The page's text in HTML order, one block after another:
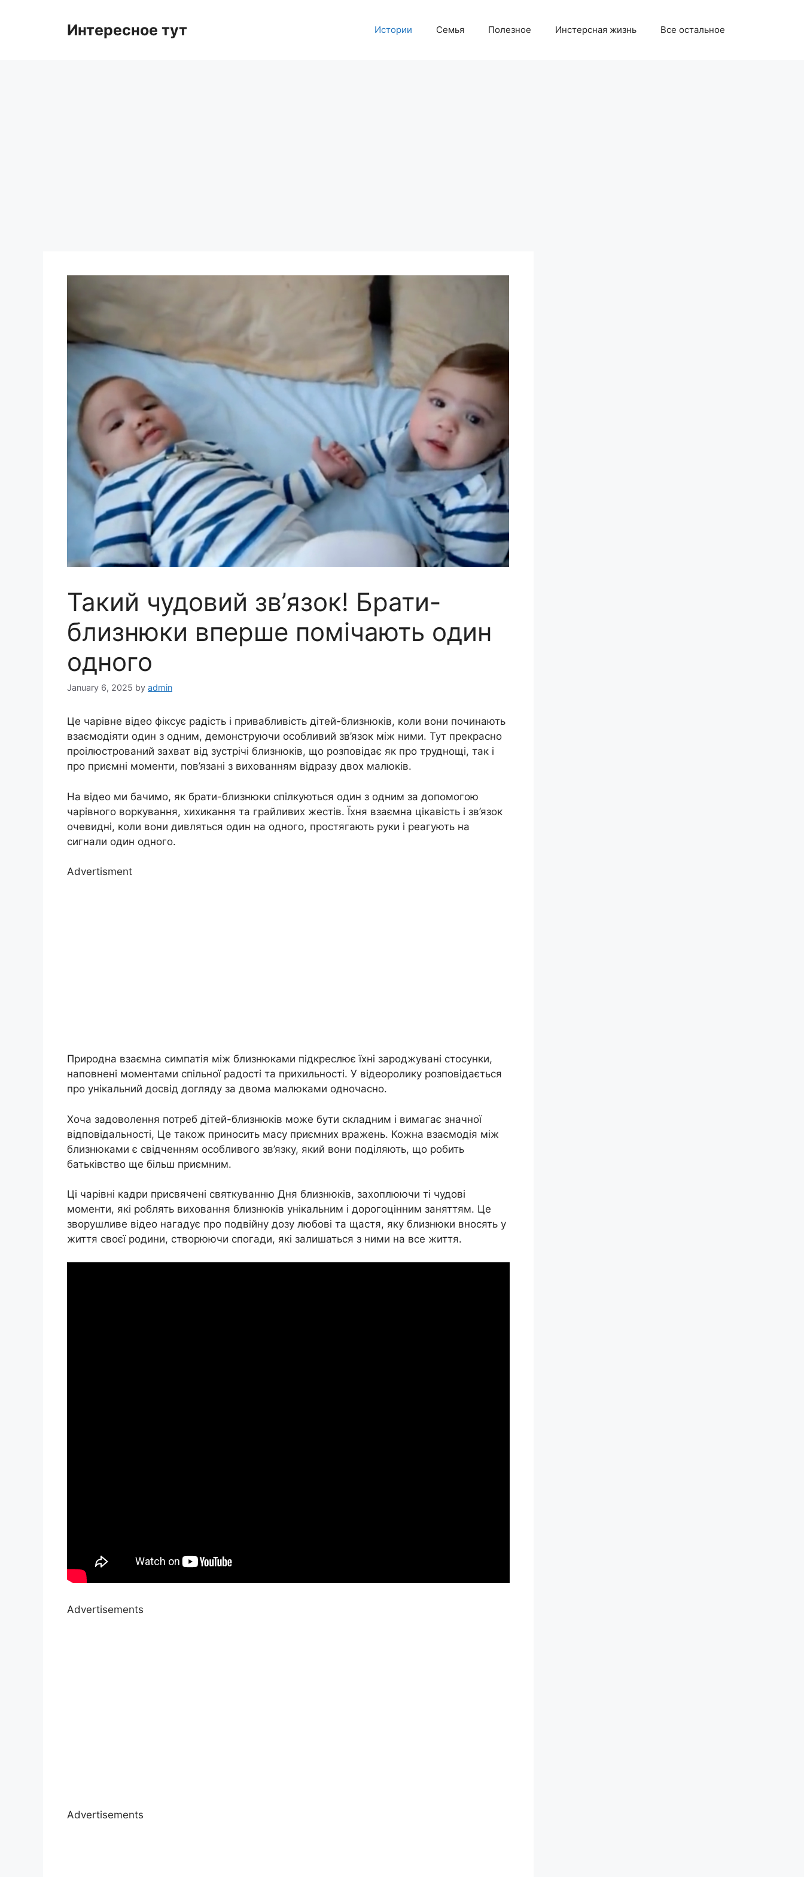
Интересное тут Истории Семья Полезное Инстерсная жизнь Все остальное
Такий чудовий зв’язок! Брати-
близнюки вперше помічають один
одного
January 6, 2025 by admin
Це чарівне відео фіксує радість і привабливість дітей-близнюків, коли вони починають
взаємодіяти один з одним, демонструючи особливий зв’язок між ними. Тут прекрасно
проілюстрований захват від зустрічі близнюків, що розповідає як про труднощі, так і
про приємні моменти, пов’язані з вихованням відразу двох малюків.
На відео ми бачимо, як брати-близнюки спілкуються один з одним за допомогою
чарівного воркування, хихикання та грайливих жестів. Їхня взаємна цікавість і зв’язок
очевидні, коли вони дивляться один на одного, простягають руки і реагують на
сигнали один одного.
Advertisment
Природна взаємна симпатія між близнюками підкреслює їхні зароджувані стосунки,
наповнені моментами спільної радості та прихильності. У відеоролику розповідається
про унікальний досвід догляду за двома малюками одночасно.
Хоча задоволення потреб дітей-близнюків може бути складним і вимагає значної
відповідальності, Це також приносить масу приємних вражень. Кожна взаємодія між
близнюками є свідченням особливого зв’язку, який вони поділяють, що робить
батьківство ще більш приємним.
Ці чарівні кадри присвячені святкуванню Дня близнюків, захоплюючи ті чудові
моменти, які роблять виховання близнюків унікальним і дорогоцінним заняттям. Це
зворушливе відео нагадує про подвійну дозу любові та щастя, яку близнюки вносять у
життя своєї родини, створюючи спогади, які залишаться з ними на все життя.
Advertisements
Advertisements